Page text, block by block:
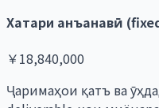
Хатари анъанавӣ
￥18,840,000
Ҷаримаҳои қатъ ва